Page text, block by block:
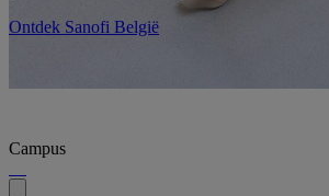
Ontdek Sanofi België
Campus